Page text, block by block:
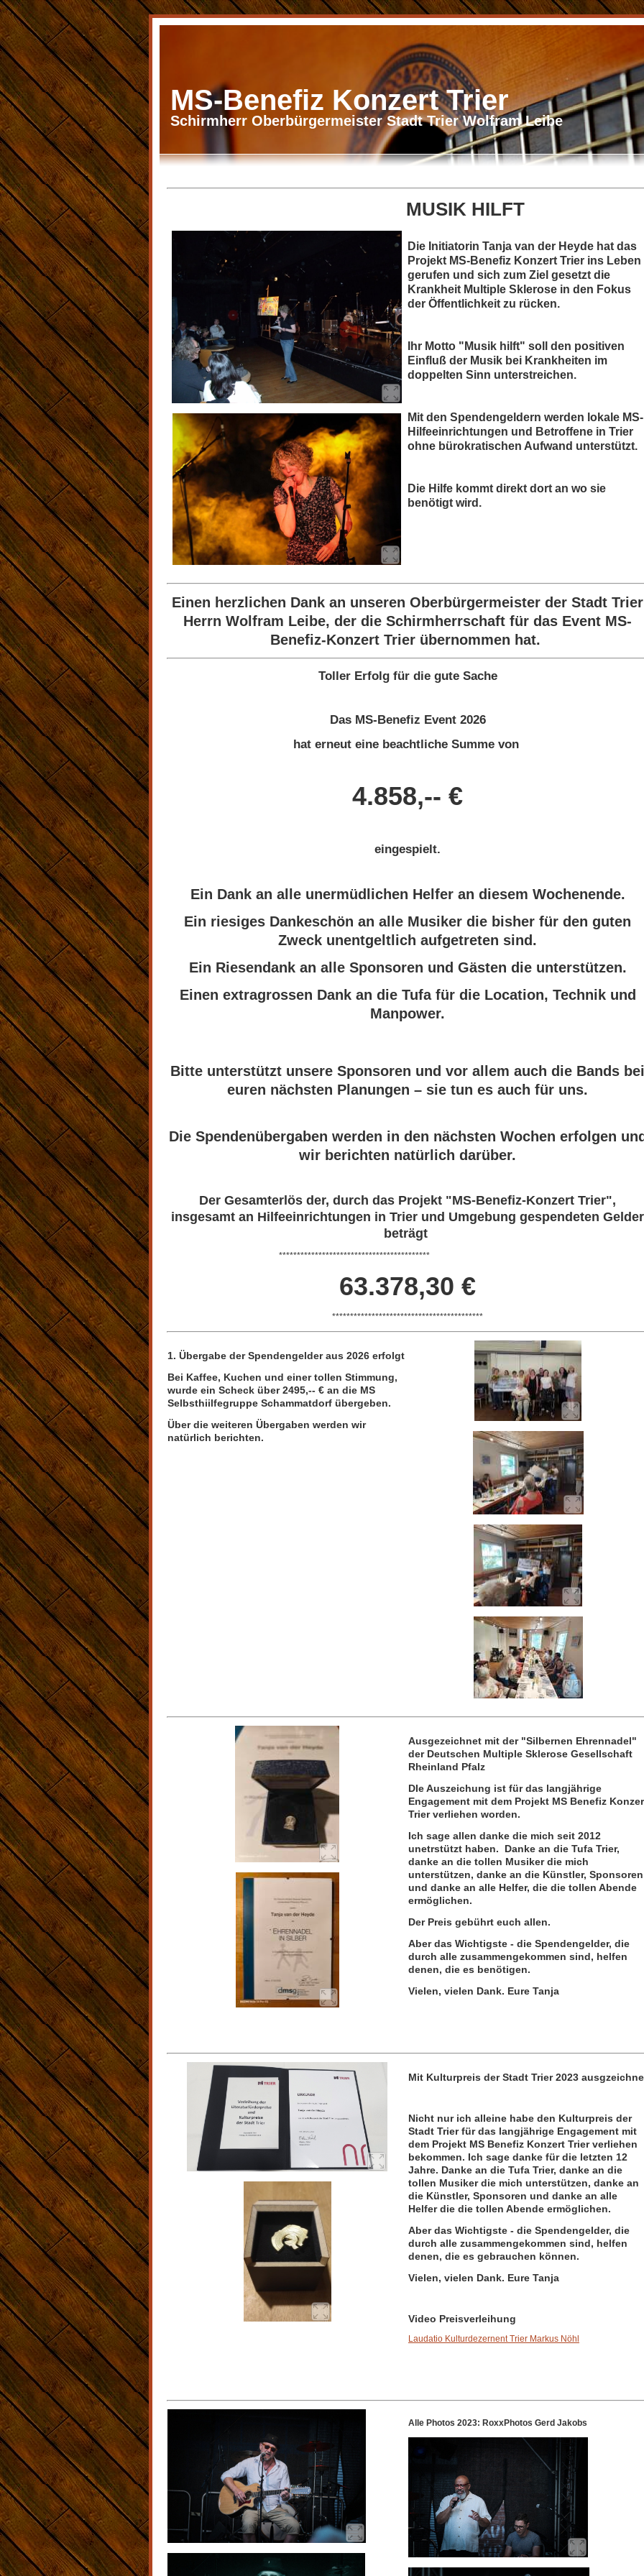
MS-Benefiz Konzert Trier
Schirmherr Oberbürgermeister Stadt Trier Wolfram Leibe
MUSIK HILFT
Die Initiatorin Tanja van der Heyde hat das
Projekt MS-Benefiz Konzert Trier ins Leben
gerufen und sich zum Ziel gesetzt die
Krankheit Multiple Sklerose in den Fokus
der Öffentlichkeit zu rücken.
Ihr Motto "Musik hilft" soll den positiven
Einfluß der Musik bei Krankheiten im
doppelten Sinn unterstreichen.
Mit den Spendengeldern werden lokale MS-
Hilfeeinrichtungen und Betroffene in Trier
ohne bürokratischen Aufwand unterstützt.
Die Hilfe kommt direkt dort an wo sie
benötigt wird.
Einen herzlichen Dank an unseren Oberbürgermeister der Stadt Trier
Herrn Wolfram Leibe, der die Schirmherrschaft für das Event MS-
Benefiz-Konzert Trier übernommen hat.
Toller Erfolg für die gute Sache
Das MS-Benefiz Event 2026
hat erneut eine beachtliche Summe von
4.858,-- €
eingespielt.
Ein Dank an alle unermüdlichen Helfer an diesem Wochenende.
Ein riesiges Dankeschön an alle Musiker die bisher für den guten
Zweck unentgeltlich aufgetreten sind.
Ein Riesendank an alle Sponsoren und Gästen die unterstützen.
Einen extragrossen Dank an die Tufa für die Location, Technik und
Manpower.
Bitte unterstützt unsere Sponsoren und vor allem auch die Bands bei
euren nächsten Planungen – sie tun es auch für uns.
Die Spendenübergaben werden in den nächsten Wochen erfolgen
wir berichten natürlich darüber.
Der Gesamterlös der, durch das Projekt "MS-Benefiz-Konzert Trier",
insgesamt an Hilfeeinrichtungen in Trier und Umgebung gespendeten Gelder
beträgt
******************************************
63.378,30 €
******************************************
1. Übergabe der Spendengelder aus 2026 erfolgt
Bei Kaffee, Kuchen und einer tollen Stimmung,
wurde ein Scheck über 2495,-- € an die MS
Selbsthiilfegruppe Schammatdorf übergeben.
Über die weiteren Übergaben werden wir
natürlich berichten.
Ausgezeichnet mit der "Silbernen Ehrennadel"
der Deutschen Multiple Sklerose Gesellschaft
Rheinland Pfalz
DIe Auszeichung ist für das langjährige
Engagement mit dem Projekt MS Benefiz
Trier verliehen worden.
Ich sage allen danke die mich seit 2012
unetrstützt haben. Danke an die Tufa Trier,
danke an die tollen Musiker die mich
unterstützen, danke an die Künstler, Sponsoren
und danke an alle Helfer, die die tollen Abende
ermöglichen.
Der Preis gebührt euch allen.
Aber das Wichtigste - die Spendengelder, die
durch alle zusammengekommen sind, helfen
denen, die es benötigen.
Vielen, vielen Dank. Eure Tanja
Mit Kulturpreis der Stadt Trier 2023
Nicht nur ich alleine habe den Kulturpreis der
Stadt Trier für das langjährige Engagement mit
dem Projekt MS Benefiz Konzert Trier verliehen
bekommen. Ich sage danke für die letzten 12
Jahre. Danke an die Tufa Trier, danke an die
tollen Musiker die mich unterstützen, danke an
die Künstler, Sponsoren und danke an alle
Helfer die die tollen Abende ermöglichen.
Aber das Wichtigste - die Spendengelder, die
durch alle zusammengekommen sind, helfen
denen, die es gebrauchen können.
Vielen, vielen Dank. Eure Tanja
Video Preisverleihung
Laudatio Kulturdezernent Trier Markus Nöhl
Alle Photos 2023: RoxxPhotos Gerd Jakobs